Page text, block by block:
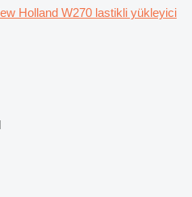
Holland W270 lastikli yükleyici